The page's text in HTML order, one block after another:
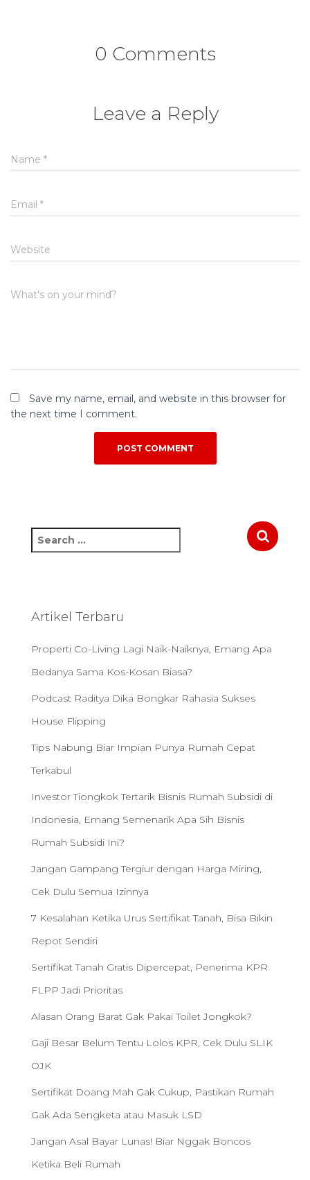
0 Comments
Leave a Reply
Name *
Email *
Website
What's on your mind?
Save my name, email, and website in this browser for
the next time I comment.
e
h
r
:
Artikel Terbaru
Properti Co-Living Lagi Naik-Naiknya, Emang Apa
Bedanya Sama Kos-Kosan Biasa?
Podcast Raditya Dika Bongkar Rahasia Sukses
House Flipping
Tips Nabung Biar Impian Punya Rumah Cepat
Terkabul
Investor Tiongkok Tertarik Bisnis Rumah Subsidi di
Indonesia, Emang Semenarik Apa Sih Bisnis
Rumah Subsidi Ini?
Jangan Gampang Tergiur dengan Harga Miring,
Cek Dulu Semua Izinnya
7 Kesalahan Ketika Urus Sertifikat Tanah, Bisa Bikin
Repot Sendiri
Sertifikat Tanah Gratis Dipercepat, Penerima KPR
FLPP Jadi Prioritas
Alasan Orang Barat Gak Pakai Toilet Jongkok?
Gaji Besar Belum Tentu Lolos KPR, Cek Dulu SLIK
OJK
Sertifikat Doang Mah Gak Cukup, Pastikan Rumah
Gak Ada Sengketa atau Masuk LSD
Jangan Asal Bayar Lunas! Biar Nggak Boncos
Ketika Beli Rumah